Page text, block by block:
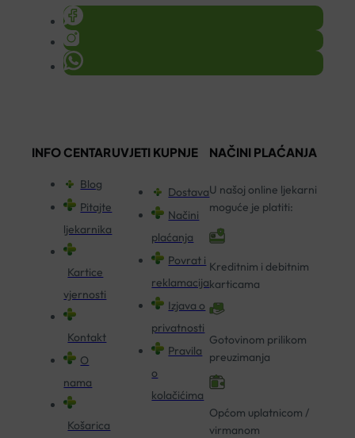
INFO CENTAR
Blog
Pitajte
ljekarnika
Kartice
vjernosti
Kontakt
O
nama
Košarica
UVJETI KUPNJE
Dostava
Načini
plaćanja
Povrat i
reklamacija
Izjava o
privatnosti
Pravila
o
kolačićima
NAČINI PLAĆANJA
U našoj online ljekarni
moguće je platiti:
Kreditnim i debitnim
karticama
Gotovinom prilikom
preuzimanja
Općom uplatnicom /
virmanom